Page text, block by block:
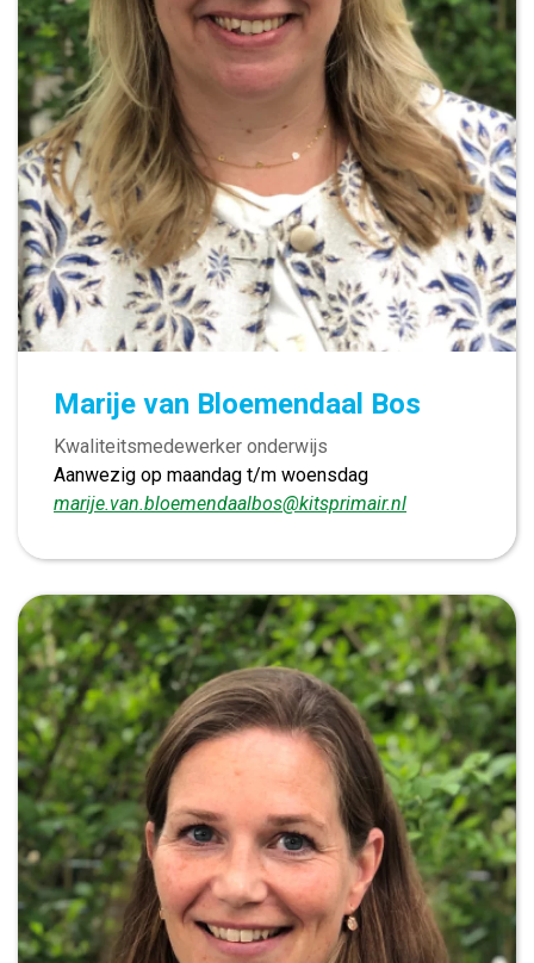
Marije van Bloemendaal Bos
Kwaliteitsmedewerker onderwijs
Aanwezig op maandag t/m woensdag
marije.van.bloemendaalbos@kitsprimair.nl